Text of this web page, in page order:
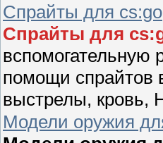
Спрайты для cs:go
Спрайты для
вспомогательную
помощи спрайтов
выстрелы, кровь,
Модели оружия